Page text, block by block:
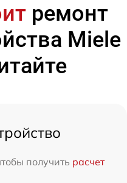
ремонт
Miele
получить расчет